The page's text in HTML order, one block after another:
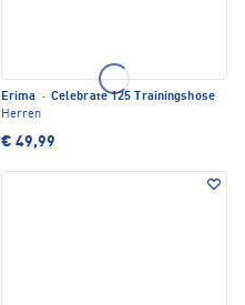
Erima · Celebrate 125 Trainingshose
Herren
€ 49,99